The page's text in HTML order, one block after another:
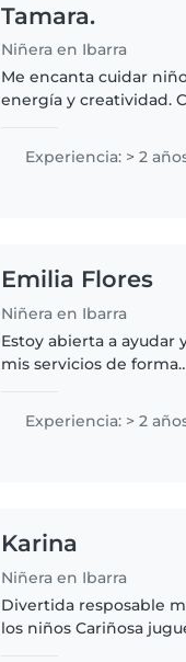
Tamara.
Niñera en Ibarra
Me encanta cuidar
energía y creatividad.
niñera, principalmente
bebés, niños pequeños
preescolares. Soy
Experiencia: > 2
Emilia Flores
Niñera en Ibarra
Estoy abierta a ayudar
mis servicios de forma
familias que lo
estudiante y tengo
cuidando niños bebés
Experiencia: > 2
Karina
Niñera en Ibarra
Divertida resposable
los niños Cariñosa